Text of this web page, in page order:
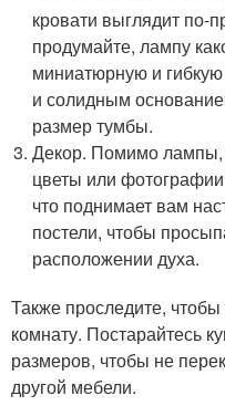
кровати выглядит по-
продумайте, лампу
миниатюрную и
и солидным
размер тумбы.
Декор. Помимо лампы,
цветы или
что поднимает вам
постели, чтобы
расположении духа.
Также проследите,
комнату. Постарайтесь
размеров, чтобы не
другой мебели.